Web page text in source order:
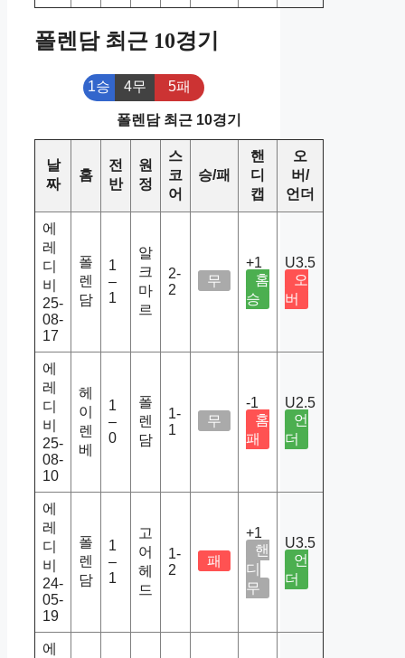
폴렌담 최근 10경기
1승 4무 5패
폴렌담 최근 10경기
날
짜
홈
전
반
원
정
스
코
어
승/패
핸
디
캡
오
버/
언더
에
레
디
비
25-
08-
17
폴
렌
담
1
–
1
알
크
마
르
2-
2
무
+1
홈
승
U3.5
오
버
에
레
디
비
25-
08-
10
헤
이
렌
베
1
–
0
폴
렌
담
1-
1
무
-1
홈
패
U2.5
언
더
에
레
디
비
24-
05-
19
폴
렌
담
1
–
1
고
어
헤
드
1-
2
패
+1
핸
디
무
U3.5
언
더
에